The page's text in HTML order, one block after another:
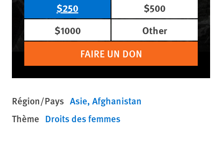
$250
$500
$1000
Other
FAIRE UN DON
Région/Pays Asie Afghanistan
Thème Droits des femmes